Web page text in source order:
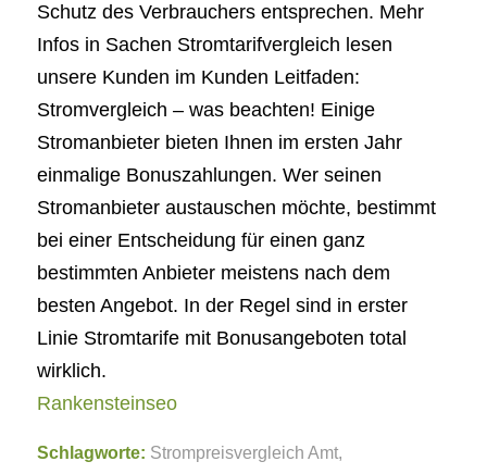
Schutz des Verbrauchers entsprechen. Mehr
Infos in Sachen Stromtarifvergleich lesen
unsere Kunden im Kunden Leitfaden:
Stromvergleich – was beachten! Einige
Stromanbieter bieten Ihnen im ersten Jahr
einmalige Bonuszahlungen. Wer seinen
Stromanbieter austauschen möchte, bestimmt
bei einer Entscheidung für einen ganz
bestimmten Anbieter meistens nach dem
besten Angebot. In der Regel sind in erster
Linie Stromtarife mit Bonusangeboten total
wirklich.
Rankensteinseo
Schlagworte: Strompreisvergleich Amt,